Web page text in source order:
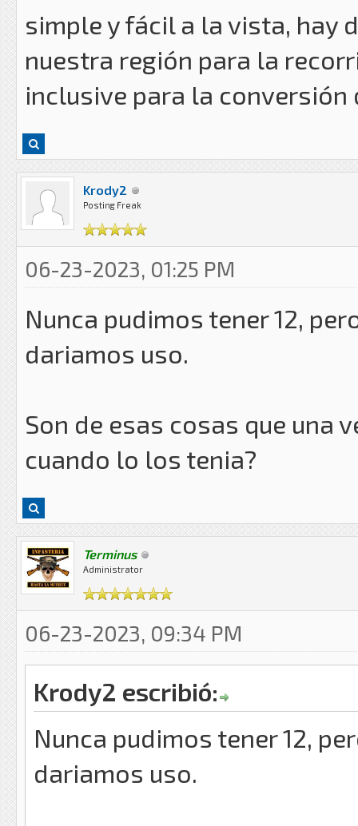
simple y fácil a la vista, hay
nuestra región para la
inclusive para la conversión
Krody2
Posting Freak
06-23-2023, 01:25 PM
Nunca pudimos tener 12,
dariamos uso.
Son de esas cosas que una
cuando lo los tenia?
Terminus
Administrator
06-23-2023, 09:34 PM
Krody2 escribió:
Nunca pudimos tener 12,
dariamos uso.